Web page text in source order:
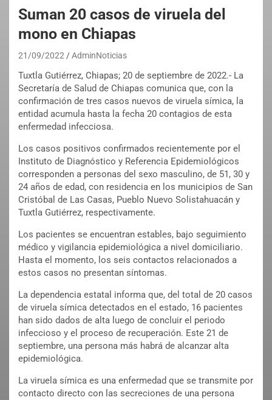
Suman 20 casos de viruela del
mono en Chiapas
21/09/2022 AdminNoticias
Tuxtla Gutiérrez, Chiapas; 20 de septiembre de 2022.- La
Secretaría de Salud de Chiapas comunica que, con la
confirmación de tres casos nuevos de viruela símica, la
entidad acumula hasta la fecha 20 contagios de esta
enfermedad infecciosa.
Los casos positivos confirmados recientemente por el
Instituto de Diagnóstico y Referencia Epidemiológicos
corresponden a personas del sexo masculino, de 51, 30 y
24 años de edad, con residencia en los municipios de San
Cristóbal de Las Casas, Pueblo Nuevo Solistahuacán y
Tuxtla Gutiérrez, respectivamente.
Los pacientes se encuentran estables, bajo seguimiento
médico y vigilancia epidemiológica a nivel domiciliario.
Hasta el momento, los seis contactos relacionados a
estos casos no presentan síntomas.
La dependencia estatal informa que, del total de 20 casos
de viruela símica detectados en el estado, 16 pacientes
han sido dados de alta luego de concluir el periodo
infeccioso y el proceso de recuperación. Este 21 de
septiembre, una persona más habrá de alcanzar alta
epidemiológica.
La viruela símica es una enfermedad que se transmite por
contacto directo con las secreciones de una persona